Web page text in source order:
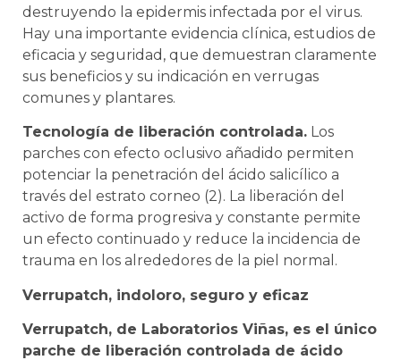
destruyendo la epidermis infectada por el virus.
Hay una importante evidencia clínica, estudios de
eficacia y seguridad, que demuestran claramente
sus beneficios y su indicación en verrugas
comunes y plantares.
Tecnología de liberación controlada. Los
parches con efecto oclusivo añadido permiten
potenciar la penetración del ácido salicílico a
través del estrato corneo (2). La liberación del
activo de forma progresiva y constante permite
un efecto continuado y reduce la incidencia de
trauma en los alrededores de la piel normal.
Verrupatch, indoloro, seguro y eficaz
Verrupatch, de Laboratorios Viñas, es el único
parche de liberación controlada de ácido